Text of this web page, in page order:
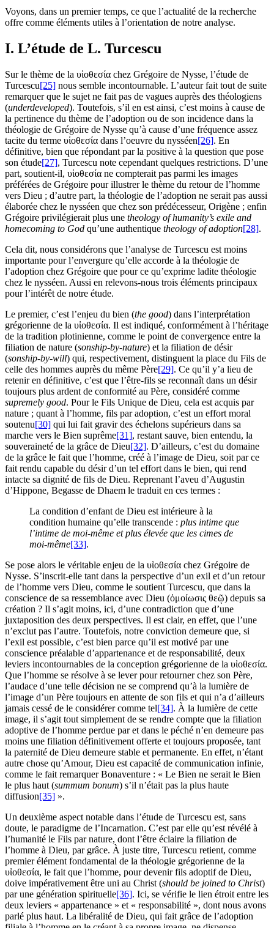
Voyons, dans un premier temps, ce que l’actualité de la recherche
offre comme éléments utiles à l’orientation de notre analyse.
I. L’étude de L. Turcescu
Sur le thème de la υἱοθεσία chez Grégoire de Nysse, l’étude de
Turcescu[25] nous semble incontournable. L’auteur fait tout de suite
remarquer que le sujet ne fait pas de vagues auprès des théologiens
(underdeveloped). Toutefois, s’il en est ainsi, c’est moins à cause de
la pertinence du thème de l’adoption ou de son incidence dans la
théologie de Grégoire de Nysse qu’à cause d’une fréquence assez
tacite du terme υἱοθεσία dans l’oeuvre du nysséen[26]. En
définitive, bien que répondant par la positive à la question que pose
son étude[27], Turcescu note cependant quelques restrictions. D’une
part, soutient-il, υἱοθεσία ne compterait pas parmi les images
préférées de Grégoire pour illustrer le thème du retour de l’homme
vers Dieu ; d’autre part, la théologie de l’adoption ne serait pas aussi
élaborée chez le nysséen que chez son prédécesseur, Origène ; enfin
Grégoire privilégierait plus une theology of humanity’s exile and
homecoming to God qu’une authentique theology of adoption[28].
Cela dit, nous considérons que l’analyse de Turcescu est moins
importante pour l’envergure qu’elle accorde à la théologie de
l’adoption chez Grégoire que pour ce qu’exprime ladite théologie
chez le nysséen. Aussi en relevons-nous trois éléments principaux
pour l’intérêt de notre étude.
Le premier, c’est l’enjeu du bien (the good) dans l’interprétation
grégorienne de la υἱοθεσία. Il est indiqué, conformément à l’héritage
de la tradition plotinienne, comme le point de convergence entre la
filiation de nature (sonship-by-nature) et la filiation de désir
(sonship-by-will) qui, respectivement, distinguent la place du Fils de
celle des hommes auprès du même Père[29]. Ce qu’il y’a lieu de
retenir en définitive, c’est que l’être-fils se reconnaît dans un désir
toujours plus ardent de conformité au Père, considéré comme
supremely good. Pour le Fils Unique de Dieu, cela est acquis par
nature ; quant à l’homme, fils par adoption, c’est un effort moral
soutenu[30] qui lui fait gravir des échelons supérieurs dans sa
marche vers le Bien suprême[31], restant sauve, bien entendu, la
souveraineté de la grâce de Dieu[32]. D’ailleurs, c’est du domaine
de la grâce le fait que l’homme, créé à l’image de Dieu, soit par ce
fait rendu capable du désir d’un tel effort dans le bien, qui rend
intacte sa dignité de fils de Dieu. Reprenant l’aveu d’Augustin
d’Hippone, Begasse de Dhaem le traduit en ces termes :
La condition d’enfant de Dieu est intérieure à la
condition humaine qu’elle transcende : plus intime que
l’intime de moi-même et plus élevée que les cimes de
moi-même[33].
Se pose alors le véritable enjeu de la υἱοθεσία chez Grégoire de
Nysse. S’inscrit-elle tant dans la perspective d’un exil et d’un retour
de l’homme vers Dieu, comme le soutient Turcescu, que dans la
conscience de sa ressemblance avec Dieu (ὁμοίωσις θεῷ) depuis sa
création ? Il s’agit moins, ici, d’une contradiction que d’une
juxtaposition des deux perspectives. Il est clair, en effet, que l’une
n’exclut pas l’autre. Toutefois, notre conviction demeure que, si
l’exil est possible, c’est bien parce qu’il est motivé par une
conscience préalable d’appartenance et de responsabilité, deux
leviers incontournables de la conception grégorienne de la υἱοθεσία.
Que l’homme se résolve à se lever pour retourner chez son Père,
l’audace d’une telle décision ne se comprend qu’à la lumière de
l’image d’un Père toujours en attente de son fils et qui n’a d’ailleurs
jamais cessé de le considérer comme tel[34]. À la lumière de cette
image, il s’agit tout simplement de se rendre compte que la filiation
adoptive de l’homme perdue par et dans le péché n’en demeure pas
moins une filiation définitivement offerte et toujours proposée, tant
la paternité de Dieu demeure stable et permanente. En effet, n’étant
autre chose qu’Amour, Dieu est capacité de communication infinie,
comme le fait remarquer Bonaventure : « Le Bien ne serait le Bien
le plus haut (summum bonum) s’il n’était pas la plus haute
diffusion[35] ».
Un deuxième aspect notable dans l’étude de Turcescu est, sans
doute, le paradigme de l’Incarnation. C’est par elle qu’est révélé à
l’humanité le Fils par nature, dont l’être éclaire la filiation de
l’homme à Dieu, par grâce. À juste titre, Turcescu retient, comme
premier élément fondamental de la théologie grégorienne de la
υἱοθεσία, le fait que l’homme, pour devenir fils adoptif de Dieu,
doive impérativement être uni au Christ (should be joined to Christ)
par une génération spirituelle[36]. Ici, se vérifie le lien étroit entre les
deux leviers « appartenance » et « responsabilité », dont nous avons
parlé plus haut. La libéralité de Dieu, qui fait grâce de l’adoption